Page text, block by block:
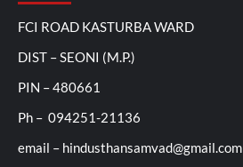
FCI ROAD KASTURBA WARD
DIST – SEONI (M.P.)
PIN – 480661
Ph – 094251-21136
email – hindusthansamvad@gmail.com